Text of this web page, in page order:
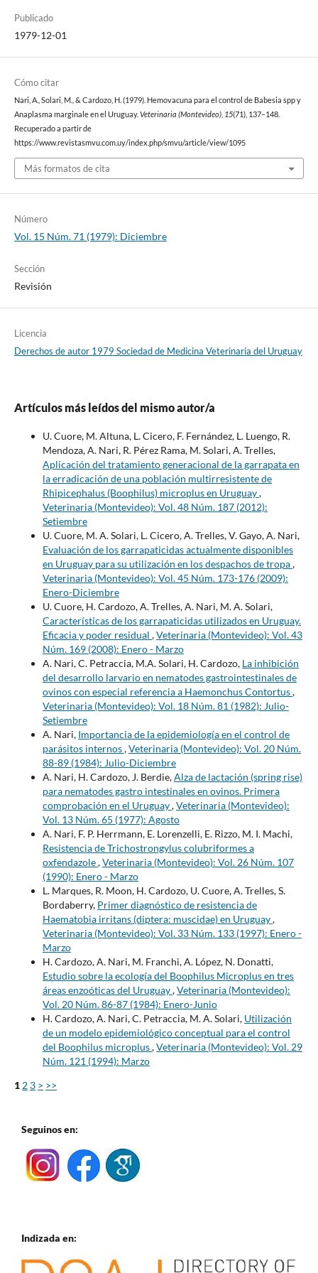
Publicado
1979-12-01
Cómo citar
Nari, A., Solari, M., & Cardozo, H. (1979). Hemovacuna para el control de Babesia spp y
Anaplasma marginale en el Uruguay. Veterinaria (Montevideo), 15(71), 137–148.
Recuperado a partir de
https://www.revistasmvu.com.uy/index.php/smvu/article/view/1095
Más formatos de cita
Número
Vol. 15 Núm. 71 (1979): Diciembre
Sección
Revisión
Licencia
Derechos de autor 1979 Sociedad de Medicina Veterinaria del Uruguay
Artículos más leídos del mismo autor/a
U. Cuore, M. Altuna, L. Cicero, F. Fernández, L. Luengo, R.
Mendoza, A. Nari, R. Pérez Rama, M. Solari, A. Trelles,
Aplicación del tratamiento generacional de la garrapata en
la erradicación de una población multirresistente de
Rhipicephalus (Boophilus) microplus en Uruguay,
Veterinaria (Montevideo): Vol. 48 Núm. 187 (2012):
Setiembre
U. Cuore, M. A. Solari, L. Cicero, A. Trelles, V. Gayo, A. Nari,
Evaluación de los garrapaticidas actualmente disponibles
en Uruguay para su utilización en los despachos de tropa,
Veterinaria (Montevideo): Vol. 45 Núm. 173-176 (2009):
Enero-Diciembre
U. Cuore, H. Cardozo, A. Trelles, A. Nari, M. A. Solari,
Características de los garrapaticidas utilizados en Uruguay.
Eficacia y poder residual ,Veterinaria (Montevideo): Vol. 43
Núm. 169 (2008): Enero - Marzo
A. Nari, C. Petraccia, M.A. Solari, H. Cardozo, La inhibición
del desarrollo larvario en nematodes gastrointestinales de
ovinos con especial referencia a Haemonchus Contortus,
Veterinaria (Montevideo): Vol. 18 Núm. 81 (1982): Julio-
Setiembre
A. Nari, Importancia de la epidemiología en el control de
parásitos internos,Veterinaria (Montevideo): Vol. 20 Núm.
88-89 (1984): Julio-Diciembre
A. Nari, H. Cardozo, J. Berdie,Alza de lactación (spring rise)
para nematodes gastro intestinales en ovinos. Primera
comprobación en el Uruguay,Veterinaria (Montevideo):
Vol. 13 Núm. 65 (1977): Agosto
A. Nari, F. P. Herrmann, E. Lorenzelli, E. Rizzo, M. I. Machi,
Resistencia de Trichostrongylus colubriformes a
oxfendazole,Veterinaria (Montevideo): Vol. 26 Núm. 107
(1990): Enero - Marzo
L. Marques, R. Moon, H. Cardozo, U. Cuore, A. Trelles, S.
Bordaberry, Primer diagnóstico de resistencia de
Haematobia irritans (diptera: muscidae) en Uruguay,
Veterinaria (Montevideo): Vol. 33 Núm. 133 (1997): Enero -
Marzo
H. Cardozo, A. Nari, M. Franchi, A. López, N. Donatti,
Estudio sobre la ecología del Boophilus Microplus en tres
áreas enzoóticas del Uruguay,Veterinaria (Montevideo):
Vol. 20 Núm. 86-87 (1984): Enero-Junio
H. Cardozo, A. Nari, C. Petraccia, M. A. Solari, Utilización
de un modelo epidemiológico conceptual para el control
del Boophilus microplus,Veterinaria (Montevideo): Vol. 29
Núm. 121 (1994): Marzo
1 2 3 > >>
Seguinos en:
Indizada en: